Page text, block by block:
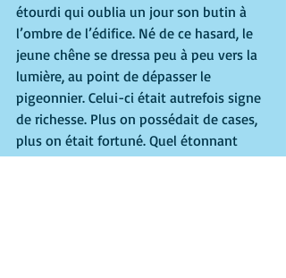
étourdi qui oublia un jour son butin à
l’ombre de l’édifice. Né de ce hasard, le
jeune chêne se dressa peu à peu vers la
lumière, au point de dépasser le
pigeonnier. Celui-ci était autrefois signe
de richesse. Plus on possédait de cases,
plus on était fortuné. Quel étonnant
symbole : le roi des arbres dominant les